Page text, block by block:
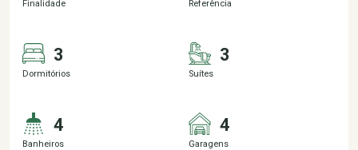
Finalidade Referência
3
Dormitórios
3
Suítes
4
Banheiros
4
Garagens